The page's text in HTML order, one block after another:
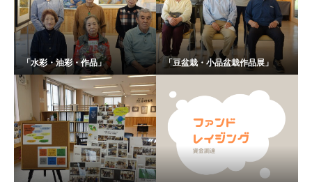
「水彩・油彩・作品」 「豆盆栽・小品盆栽作品展」